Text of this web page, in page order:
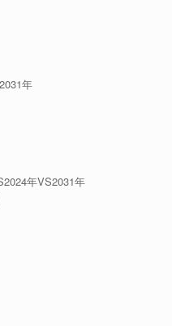
年
年VS2031年